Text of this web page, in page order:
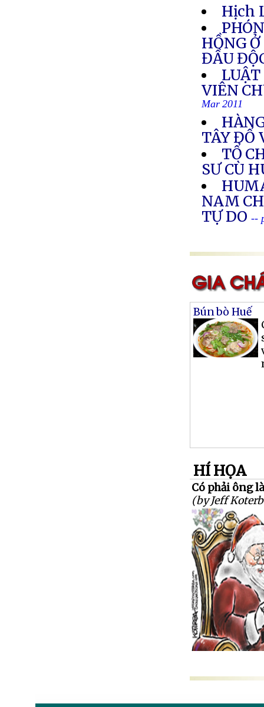
Hịch
HỒNG
ĐẦU
VIÊN
Mar 2011
TÂY ĐỔ
TỔ
SƯ CÙ
NAM
TỰ DO --
Bún bò Huế
HÍ HỌA
Có phải ông
(by Jeff